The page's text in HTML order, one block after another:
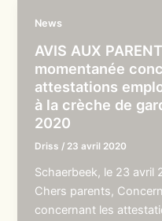
News
AVIS AUX
momentanée
attestations
à la crèche de
2020
Driss / 23 avril 2020
Schaerbeek, le 23 avril
Chers parents,
concernant les